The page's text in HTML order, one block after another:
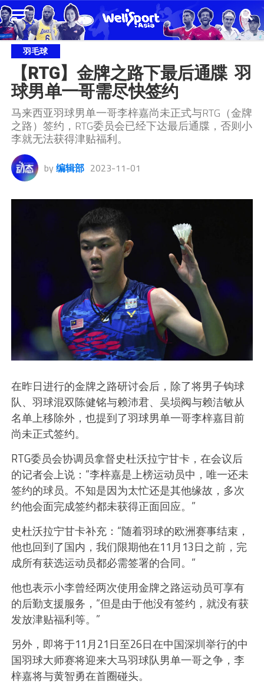
羽毛球
【RTG】金牌之路下最后通牒  羽
球男单一哥需尽快签约
马来西亚羽球男单一哥李梓嘉尚未正式与RTG（金牌
之路）签约，RTG委员会已经下达最后通牒，否则小
李就无法获得津贴福利。
by 编辑部 2023-11-01
在昨日进行的金牌之路研讨会后，除了将男子钩球
队、羽球混双陈健铭与赖沛君、吴埙阀与赖洁敏从
名单上移除外，也提到了羽球男单一哥李梓嘉目前
尚未正式签约。
RTG委员会协调员拿督史杜沃拉宁甘卡，在会议后
的记者会上说：“李梓嘉是上榜运动员中，唯一还未
签约的球员。不知是因为太忙还是其他缘故，多次
约他会面完成签约都未获得正面回应。”
史杜沃拉宁甘卡补充：“随着羽球的欧洲赛事结束，
他也回到了国内，我们限期他在11月13日之前，完
成所有获选运动员都必需签署的合同。”
他也表示小李曾经两次使用金牌之路运动员可享有
的后勤支援服务，“但是由于他没有签约，就没有获
发放津贴福利等。”
另外，即将于11月21日至26日在中国深圳举行的中
国羽球大师赛将迎来大马羽球队男单一哥之争，李
梓嘉将与黄智勇在首圈碰头。